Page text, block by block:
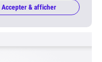
Accepter & afficher